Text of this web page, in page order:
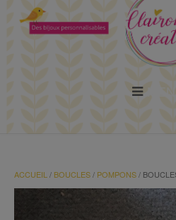
ACCUEIL / BOUCLES/ POMPONS/